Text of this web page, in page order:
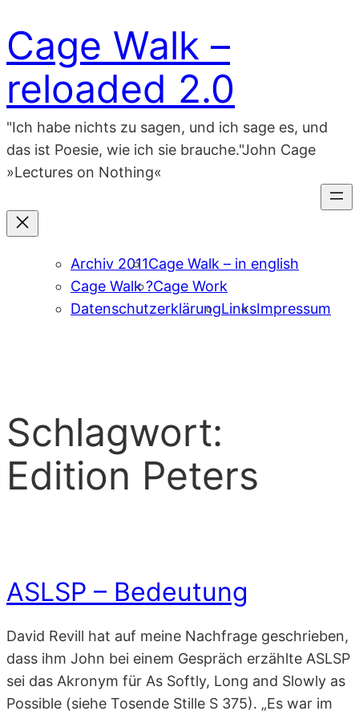
Inhalt
springen
Cage Walk –
reloaded 2.0
"Ich habe nichts zu sagen, und ich sage es, und
das ist Poesie, wie ich sie brauche."John Cage
»Lectures on Nothing«
Archiv 2011Cage Walk – in english
Cage Walk ?Cage Work
DatenschutzerklärungLinksImpressum
Schlagwort:
Edition Peters
ASLSP – Bedeutung
David Revill hat auf meine Nachfrage geschrieben,
dass ihm John bei einem Gespräch erzählte ASLSP
sei das Akronym für As Softly, Long and Slowly as
Possible (siehe Tosende Stille S 375). „Es war im